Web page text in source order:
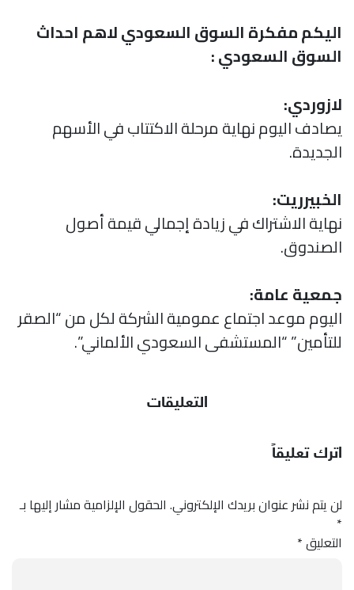
اليكم مفكرة السوق السعودي لاهم احداث
السوق السعودي :
لازوردي:
يصادف اليوم نهاية مرحلة الاكتتاب في الأسهم
الجديدة.
الخبيرريت:
نهاية الاشتراك في زيادة إجمالي قيمة أصول
الصندوق.
جمعية عامة:
اليوم موعد اجتماع عمومية الشركة لكل من “الصقر
للتأمين” “المستشفى السعودي الألماني”.
التعليقات
اترك تعليقاً
لن يتم نشر عنوان بريدك الإلكتروني. الحقول الإلزامية مشار إليها بـ
*
التعليق*